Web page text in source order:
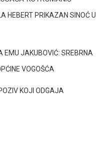
HEBERT PRIKAZAN SINOĆ U
EMU JAKUBOVIĆ: SREBRNA
VOGOŠĆA
KOJI ODGAJA